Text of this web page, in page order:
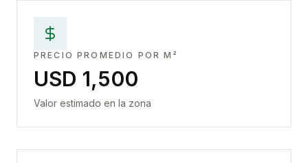
PRECIO PROMEDIO POR M²
USD 1,500
Valor estimado en la zona